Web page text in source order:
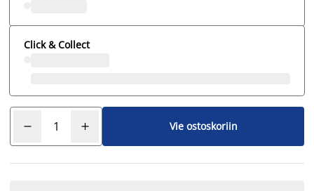
Click & Collect
Vie ostoskoriin